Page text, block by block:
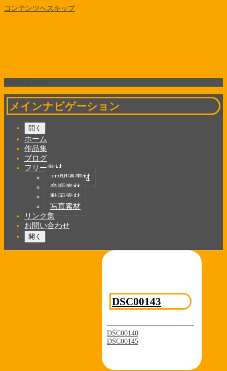
コンテンツへスキップ
メインナビゲーション
開く
ホーム
作品集
ブログ
フリー素材
3D関連素材
音源素材
動画素材
写真素材
リンク集
お問い合わせ
開く
DSC00143
DSC00140
DSC00145